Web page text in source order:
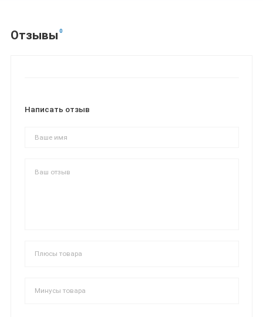
Отзывы 0
Написать отзыв